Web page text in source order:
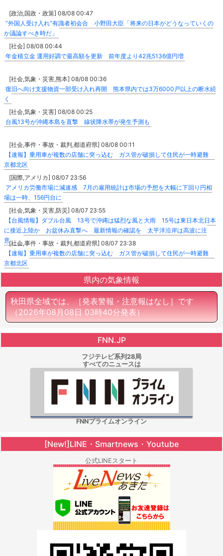
[政治,国政・政策] 08/08 00:47
“外国人受け入れ”有識者初会合 小野田大臣「将来の日本がどうなっていくの
か議論すべき時だ」
[社会] 08/08 00:44
年金積立金 運用好調で最高額を更新 前年度より42兆5136億円増
[社会,気象・災害,熊本] 08/08 00:36
復旧へ向け支援物資一部受け入れ再開 熊本県内では3万6000戸以上の断水続
く
[社会,気象・災害] 08/08 00:25
台風13号が沖縄本島を直撃 線状降水帯が発生予測も
[社会,事件・事故・裁判,都道府県] 08/08 00:11
【速報】乗用車が複数の店舗に突っ込む ガス管が破損して住民が一時避難
京都北区
[国際,アメリカ] 08/07 23:56
アメリカ労働市場に減速感 7月の雇用統計は市場の予想を大幅に下回り円相
場は一時、156円台に
[社会,気象・災害,防災] 08/07 23:55
【台風情報】ダブル台風 13号で沖縄は猛烈な風と大雨 15号は東日本北日本
に接近上陸か お盆休み直撃へ 最新情報の確認を 太平洋沿岸は高波に注
意
[社会,事件・事故・裁判,都道府県] 08/07 23:38
【速報】乗用車が複数の店舗に突っ込む ガス管が破損して住民が一時避難
京都北区
県内の気象情報
秋田県全域では、［発表警報・注意報はなし］です
（2026年08月08日 03時40分発表）
FNN.JP
フジテレビ系列28局
すべてのニュースは
FNNプライムオンライン
[New!]LINE・Smartnews・Youtube
公式LINEスタート